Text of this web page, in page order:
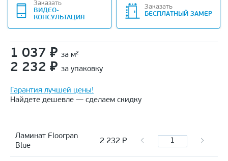
Заказать
ВИДЕО-
КОНСУЛЬТАЦИЯ
Заказать
БЕСПЛАТНЫЙ ЗАМЕР
1 037 ₽ за м²
2 232 ₽ за упаковку
Гарантия лучшей цены!
Найдете дешевле — сделаем скидку
Ламинат Floorpan
Blue
2 232 Р